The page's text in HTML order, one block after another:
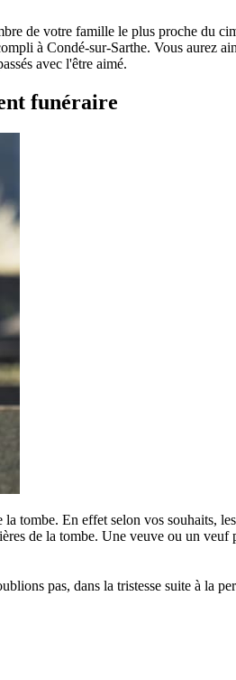
de votre famille le plus proche du
à Condé-sur-Sarthe. Vous aurez
avec l'être aimé.
funéraire
tombe. En effet selon vos souhaits,
de la tombe. Une veuve ou un
pas, dans la tristesse suite à la